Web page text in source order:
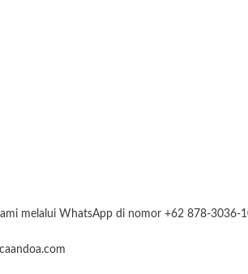
melalui WhatsApp di nomor +62 878-3036-